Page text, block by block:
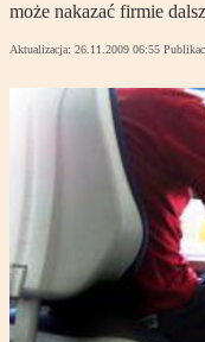
może nakazać firmie
Aktualizacja: 26.11.2009 06:55